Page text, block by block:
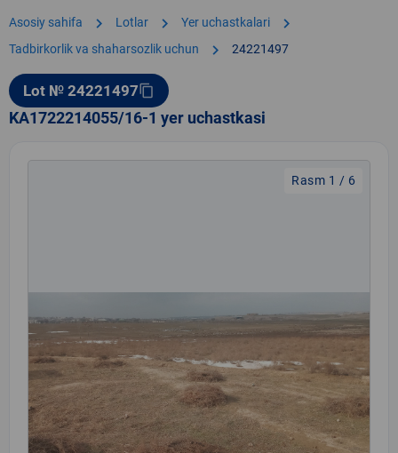
Asosiy sahifa chevron_right Lotlar chevron_right Yer uchastkalari chevron_right
Tadbirkorlik va shaharsozlik uchun chevron_right 24221497
Lot № 24221497content_copy
KA1722214055/16-1 yer uchastkasi
Rasm 1 / 6